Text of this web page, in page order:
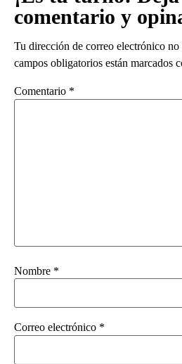
comentario y
Tu dirección de correo electrónico no
campos obligatorios están marcados
Comentario *
Nombre *
Correo electrónico *